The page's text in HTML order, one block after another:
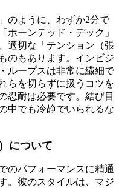
のように、わずか2分で
ホーンテッド・デック」
適切な「テンション（張
のもあります。インビジ
ループスは非常に繊細で
らを切らずに扱うコツを
忍耐は必要です。結び目
中でも冷静でいられるな
について
のパフォーマンスに精通
。彼のスタイルは、マジ